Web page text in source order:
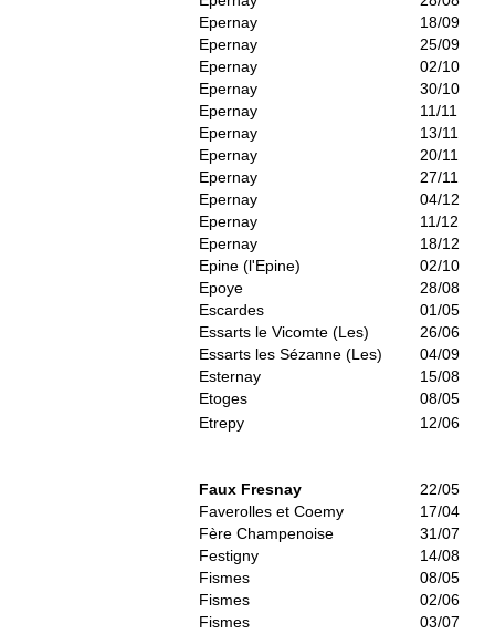
Epernay
18/09
Epernay
25/09
Epernay
02/10
Epernay
30/10
Epernay
11/11
Epernay
13/11
Epernay
20/11
Epernay
27/11
Epernay
04/12
Epernay
11/12
Epernay
18/12
Epine (l'Epine)
02/10
Epoye
28/08
Escardes
01/05
Essarts le Vicomte (Les)
26/06
Essarts les Sézanne (Les)
04/09
Esternay
15/08
Etoges
08/05
Etrepy
12/06
Faux Fresnay
22/05
Faverolles et Coemy
17/04
Fère Champenoise
31/07
Festigny
14/08
Fismes
08/05
Fismes
02/06
Fismes
03/07